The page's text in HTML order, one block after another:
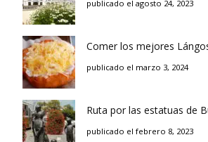
publicado el agosto 24, 2023
Comer los mejores
publicado el marzo 3, 2024
Ruta por las estatuas de
publicado el febrero 8, 2023